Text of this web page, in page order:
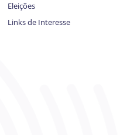
Eleições
Links de Interesse